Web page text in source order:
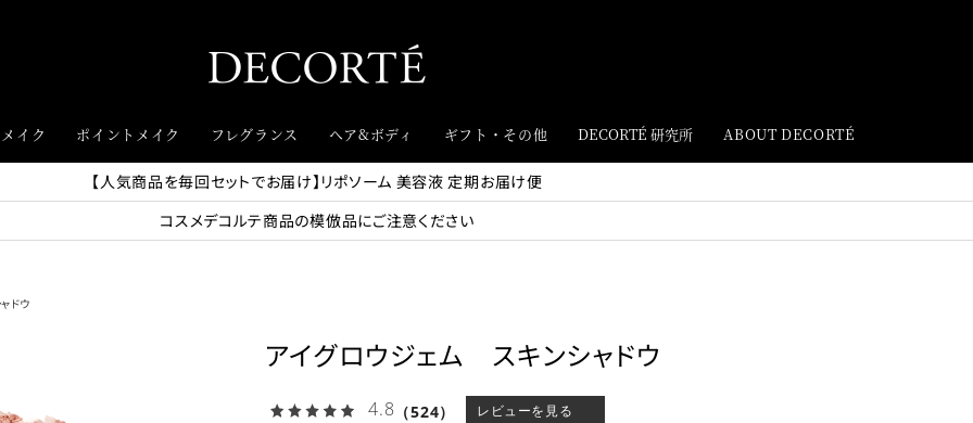
イク ポイントメイク フレグランス ヘア&ボディ ギフト・その他 DECORTÉ 研究所 ABOUT DECORTÉ
【人気商品を毎回セットでお届け】リポソーム 美容液 定期お届け便
コスメデコルテ商品の模倣品にご注意ください
ドウ
アイグロウジェム スキンシャドウ
4.8 （524） レビューを見る